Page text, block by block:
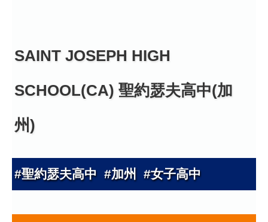
SAINT JOSEPH HIGH
SCHOOL(CA) 聖約瑟夫高中(加
州)
#聖約瑟夫高中 #加州 #女子高中